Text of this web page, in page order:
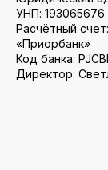
УНП: 193065676
Расчётный
«Приорбанк»
Код банка:
Директор: